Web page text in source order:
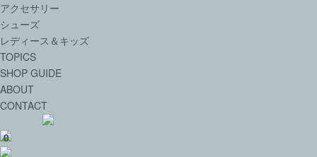
アクセサリー
シューズ
レディース＆キッズ
TOPICS
SHOP GUIDE
ABOUT
CONTACT
0